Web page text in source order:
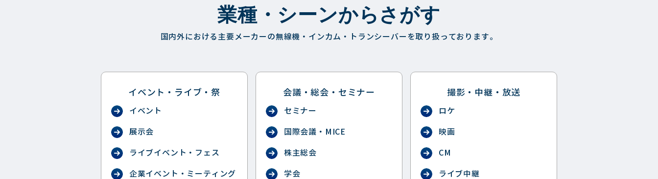
業種・シーンからさがす
国内外における主要メーカーの無線機・インカム・トランシーバーを取り扱っております。
イベント・ライブ・祭
イベント
展示会
ライブイベント・フェス
企業イベント・ミーティング
会議・総会・セミナー
セミナー
国際会議・MICE
株主総会
学会
撮影・中継・放送
ロケ
映画
CM
ライブ中継